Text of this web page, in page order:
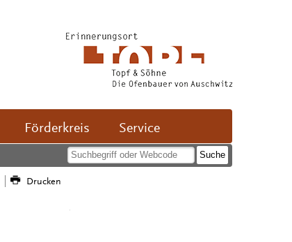
Förderkreis Service
Drucken